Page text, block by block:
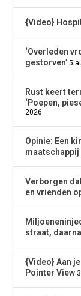
{Video}
‘Overleden
gestorven’ 5
Rust keert
‘Poepen,
2026
Opinie: Een
maatschappij
Verborgen
en vrienden
straat,
{Video} Aan
Pointer View